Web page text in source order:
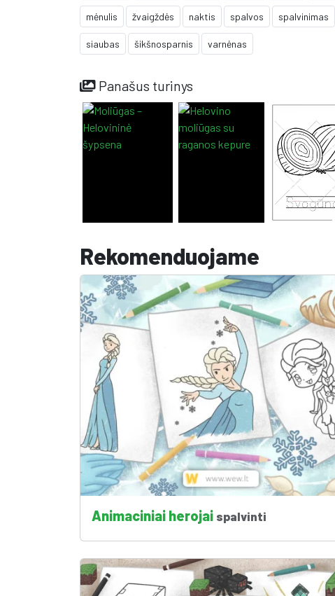
mėnulis žvaigždės naktis spalvos spalvinimas
siaubas šikšnosparnis varnėnas
Panašus turinys
Rekomenduojame
Animaciniai herojai spalvinti